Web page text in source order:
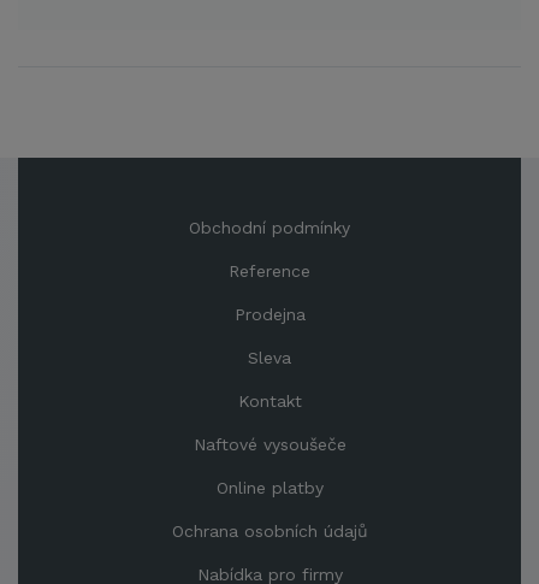
Obchodní podmínky
Reference
Prodejna
Sleva
Kontakt
Naftové vysoušeče
Online platby
Ochrana osobních údajů
Nabídka pro firmy